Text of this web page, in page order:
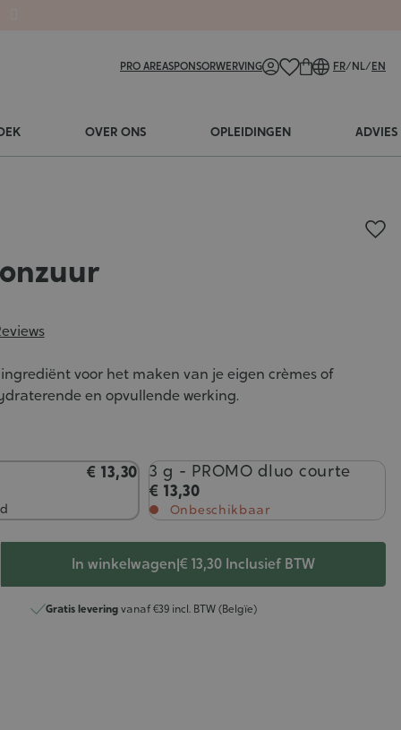
PRO AREASPONSORWERVING FR/NL/EN
OVER ONS OPLEIDINGEN ADVIES
ingrediënt voor het maken van je eigen crèmes of
en opvullende werking.
€ 13,30 3 g - PROMO dluo courte
€ 13,30
Onbeschikbaar
In winkelwagen|€ 13,30 Inclusief BTW
Gratis leveringvanaf €39 incl. BTW (Belgïe)